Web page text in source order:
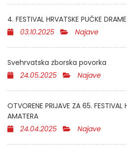
4. FESTIVAL HRVATSKE PUČKE DRAME
03.10.2025
Najave
Svehrvatska zborska povorka
24.05.2025
Najave
OTVORENE PRIJAVE ZA 65. FESTIVAL
AMATERA
24.04.2025
Najave